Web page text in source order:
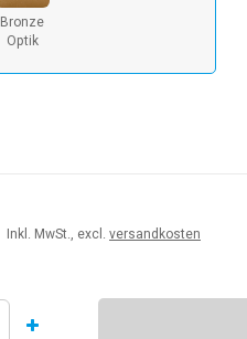
Bronze
Optik
Inkl. MwSt., excl. versandkosten